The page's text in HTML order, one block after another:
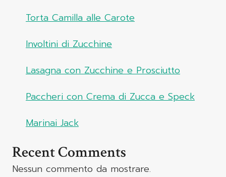
Torta Camilla alle Carote
Involtini di Zucchine
Lasagna con Zucchine e Prosciutto
Paccheri con Crema di Zucca e Speck
Marinai Jack
Recent Comments
Nessun commento da mostrare.